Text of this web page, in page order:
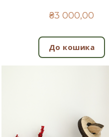
₴3 000,00
До кошика